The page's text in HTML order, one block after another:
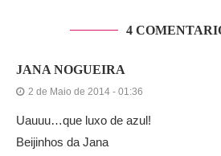
4
JANA NOGUEIRA
2 de Maio de 2014 - 01:36
Uauuu…que luxo de azul!
Beijinhos da Jana